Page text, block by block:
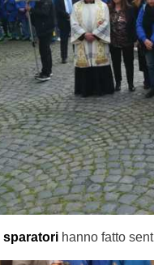
sparatori hanno fatto